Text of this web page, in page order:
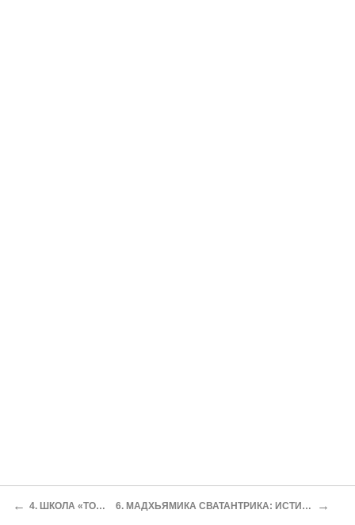
← 4. ШКОЛА «ТОЛЬКО УМА» 6. МАДХЬЯМИКА СВАТАНТРИКА: ИСТИННОЕ СУЩЕСТВОВАНИЕ →